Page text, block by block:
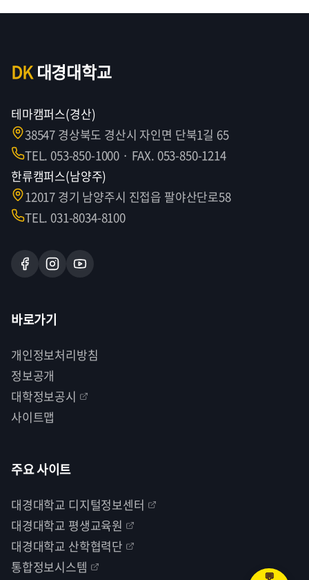
DK대경대학교
테마캠퍼스(경산)
38547 경상북도 경산시 자인면 단북1길 65
TEL. 053-850-1000 · FAX. 053-850-1214
한류캠퍼스(남양주)
12017 경기 남양주시 진접읍 팔야산단로58
TEL. 031-8034-8100
바로가기
개인정보처리방침
정보공개
대학정보공시
사이트맵
주요 사이트
대경대학교 디지털정보센터
대경대학교 평생교육원
대경대학교 산학협력단
통합정보시스템
💬